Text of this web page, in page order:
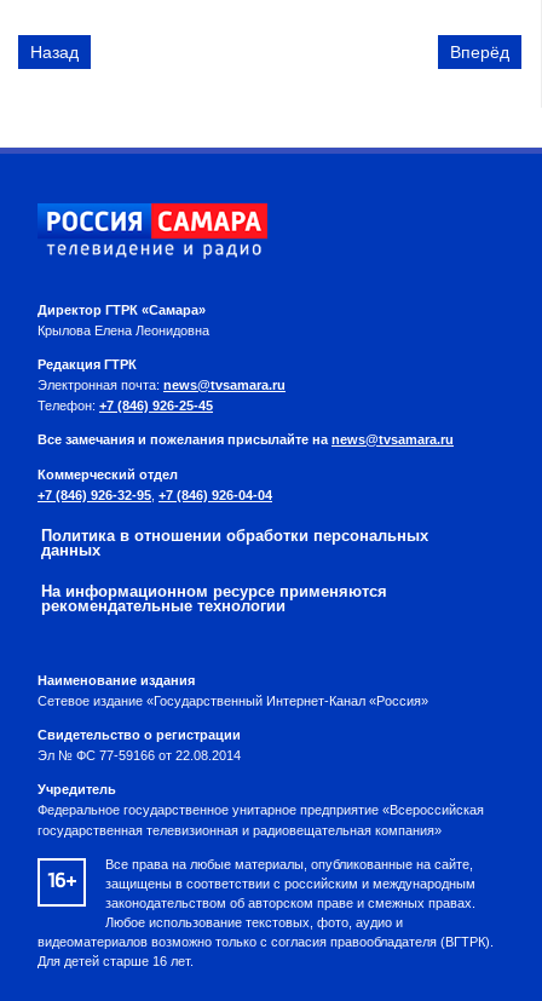
Назад Вперёд
Директор ГТРК «Самара»
Крылова Елена Леонидовна
Редакция ГТРК
Электронная почта: news@tvsamara.ru
Телефон: +7 (846) 926-25-45
Все замечания и пожелания присылайте на news@tvsamara.ru
Коммерческий отдел
+7 (846) 926-32-95 +7 (846) 926-04-04
Политика в отношении обработки персональных
данных
На информационном ресурсе применяются
рекомендательные технологии
Наименование издания
Сетевое издание «Государственный Интернет-Канал «Россия»
Свидетельство о регистрации
Эл № ФС 77-59166 от 22.08.2014
Учредитель
Федеральное государственное унитарное предприятие «Всероссийская
государственная телевизионная и радиовещательная компания»
16+
Все права на любые материалы, опубликованные на сайте,
защищены в соответствии с российским и международным
законодательством об авторском праве и смежных правах.
Любое использование текстовых, фото, аудио и
видеоматериалов возможно только с согласия правообладателя (ВГТРК).
Для детей старше 16 лет.